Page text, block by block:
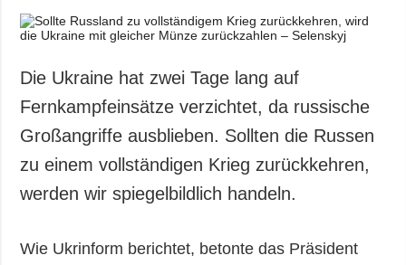
Die Ukraine hat zwei Tage lang auf
Fernkampfeinsätze verzichtet, da russische
Großangriffe ausblieben. Sollten die Russen
zu einem vollständigen Krieg zurückkehren,
werden wir spiegelbildlich handeln.
Wie Ukrinform berichtet, betonte das Präsident